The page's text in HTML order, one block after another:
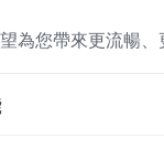
為您帶來更流暢